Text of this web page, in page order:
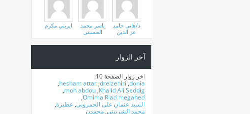
د/هانى حامد
عز الدين
ياسر محمد
الحسينى
ايريني مكرم
آخر الزوار
اخر زوار الصفحة 10:
donia
,
drelzehiri
,
hesham attar
,
Khalid Ali Seddig
,
moh abdou
,
Omima Riad megahed
,
السيد عثمان على الحمرونى, عطبرة,
محمد الشربينى, محمدن